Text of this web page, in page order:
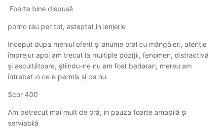
Foarte bine dispusă
porno rau per tot, asteptat in lenjerie
Inceput dupa meniul oferit și anume oral cu mângâieri, atenție
împrejur apoi am trecut la multiple poziții, fenomen, distractivă
și ascultătoare, știindu-ne nu am fost badaran, mereu am
întrebat-o ce e permis și ce nu.
Scor 400
Am petrecut mai mult de oră, in pauza foarte amabilă și
serviabilă